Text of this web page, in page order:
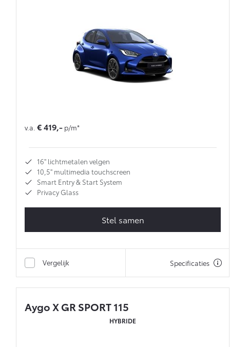
v.a. € 419,- p/m*
16'' lichtmetalen velgen
10,5'' multimedia touchscreen
Smart Entry & Start System
Privacy Glass
Stel samen
Vergelijk Specificaties
Aygo X GR SPORT 115
HYBRIDE